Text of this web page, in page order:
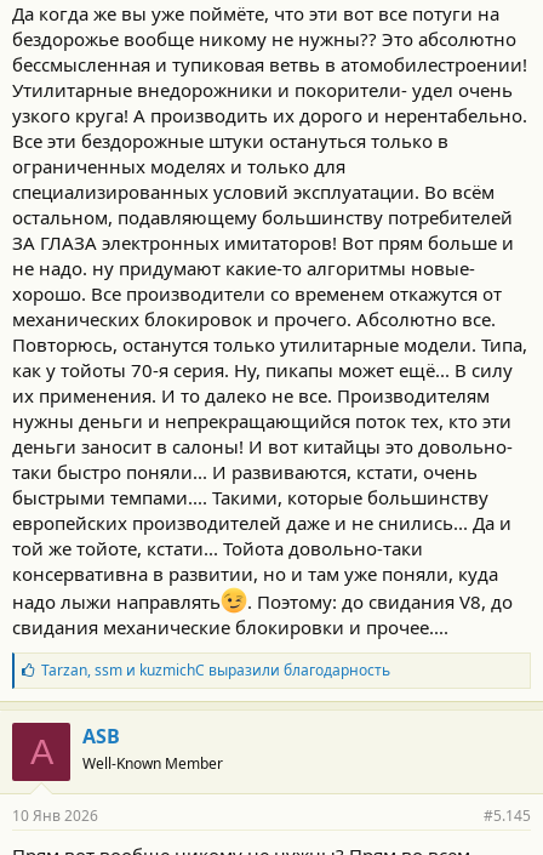
Да когда же вы уже поймёте, что эти вот все потуги на
бездорожье вообще никому не нужны?? Это абсолютно
бессмысленная и тупиковая ветвь в атомобилестроении!
Утилитарные внедорожники и покорители- удел очень
узкого круга! А производить их дорого и нерентабельно.
Все эти бездорожные штуки остануться только в
ограниченных моделях и только для
специализированных условий эксплуатации. Во всём
остальном, подавляющему большинству потребителей
ЗА ГЛАЗА электронных имитаторов! Вот прям больше и
не надо. ну придумают какие-то алгоритмы новые-
хорошо. Все производители со временем откажутся от
механических блокировок и прочего. Абсолютно все.
Повторюсь, останутся только утилитарные модели. Типа,
как у тойоты 70-я серия. Ну, пикапы может ещё... В силу
их применения. И то далеко не все. Производителям
нужны деньги и непрекращающийся поток тех, кто эти
деньги заносит в салоны! И вот китайцы это довольно-
таки быстро поняли... И развиваются, кстати, очень
быстрыми темпами.... Такими, которые большинству
европейских производителей даже и не снились... Да и
той же тойоте, кстати... Тойота довольно-таки
консервативна в развитии, но и там уже поняли, куда
надо лыжи направлять
. Поэтому: до свидания V8, до
свидания механические блокировки и прочее....
Б
л
а
г
о
а
н
Tarzan,ssmи kuzmichC выразили благодарность
A ASB
Well-Known Member
10 Янв 2026 #5.145